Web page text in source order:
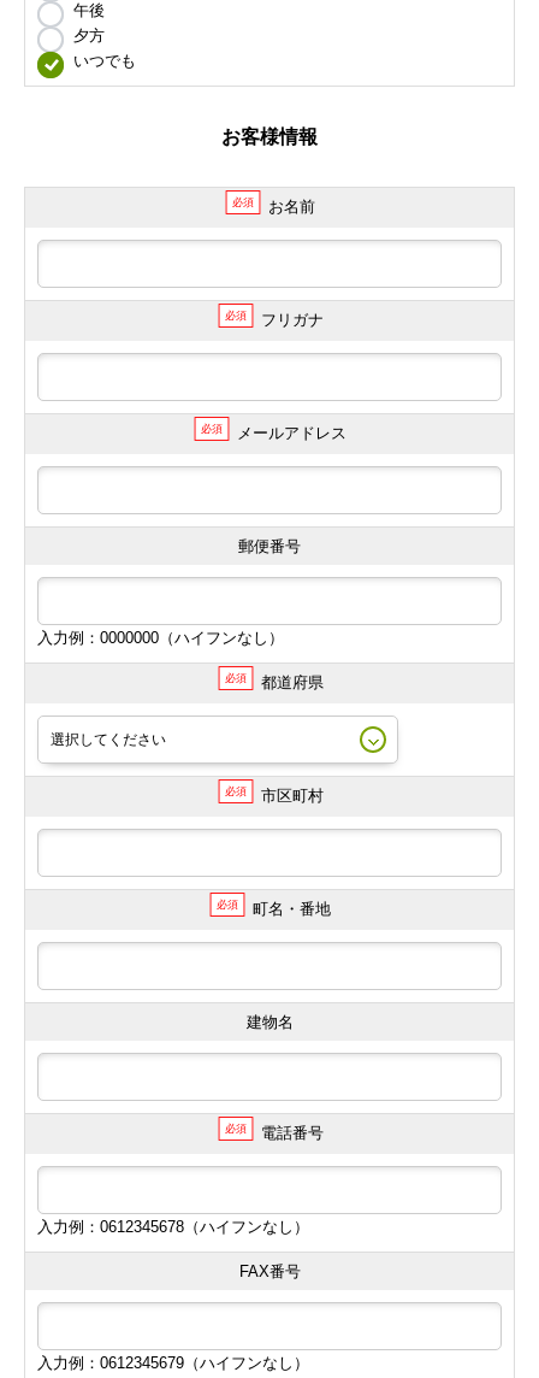
午後
夕方
いつでも
お客様情報
必須 お名前
必須 フリガナ
必須 メールアドレス
郵便番号
入力例：0000000（ハイフンなし）
必須 都道府県
必須 市区町村
必須 町名・番地
建物名
必須 電話番号
入力例：0612345678（ハイフンなし）
FAX番号
入力例：0612345679（ハイフンなし）